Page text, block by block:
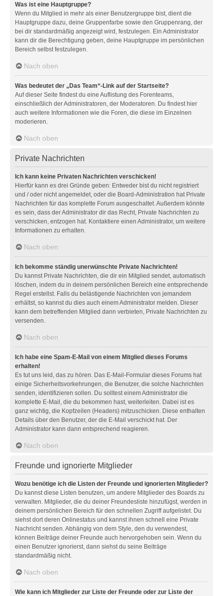
Was ist eine Hauptgruppe?
Wenn du Mitglied in mehr als einer Benutzergruppe bist, dient die
Hauptgruppe dazu, deine Gruppenfarbe sowie den Gruppenrang, der
bei dir standardmäßig angezeigt wird, festzulegen. Ein Administrator
kann dir die Berechtigung geben, deine Hauptgruppe im persönlichen
Bereich selbst festzulegen.
Nach oben
Was bedeutet der „Das Team“-Link auf der Startseite?
Auf dieser Seite findest du eine Auflistung des Forenteams,
einschließlich der Administratoren, der Moderatoren. Du findest hier
auch weitere Informationen wie die Foren, die diese im Einzelnen
moderieren.
Nach oben
Private Nachrichten
Ich kann keine Privaten Nachrichten verschicken!
Hierfür kann es drei Gründe geben: Entweder bist du nicht registriert
und / oder nicht angemeldet, oder die Board-Administration hat Private
Nachrichten für das komplette Forum ausgeschaltet. Außerdem könnte
es sein, dass der Administrator dir das Recht, Private Nachrichten zu
verschicken, entzogen hat. Kontaktiere einen Administrator, um weitere
Informationen zu erhalten.
Nach oben
Ich bekomme ständig unerwünschte Private Nachrichten!
Du kannst Private Nachrichten, die dir ein Mitglied sendet, automatisch
löschen, indem du in deinem persönlichen Bereich eine entsprechende
Regel erstellst. Falls du belästigende Nachrichten von jemandem
erhältst, so kannst du dies auch einem Administrator melden. Dieser
kann dem betreffenden Mitglied dann verbieten, Private Nachrichten zu
versenden.
Nach oben
Ich habe eine Spam-E-Mail von einem Mitglied dieses Forums
erhalten!
Es tut uns leid, das zu hören. Das E-Mail-Formular dieses Forums hat
einige Sicherheitsvorkehrungen, die Benutzer, die solche Nachrichten
senden, identifizieren sollen. Du solltest einem Administrator die
komplette E-Mail, die du bekommen hast, weiterleiten. Dabei ist es
ganz wichtig, die Kopfzeilen (Headers) mitzuschicken. Diese enthalten
Details über den Benutzer, der die E-Mail verschickt hat. Der
Administrator kann dann entsprechend reagieren.
Nach oben
Freunde und ignorierte Mitglieder
Wozu benötige ich die Listen der Freunde und ignorierten Mitglieder?
Du kannst diese Listen benutzen, um andere Mitglieder des Boards zu
verwalten. Mitglieder, die du deiner Freundesliste hinzufügst, werden in
deinem persönlichen Bereich für den schnellen Zugriff aufgelistet. Du
siehst dort deren Onlinestatus und kannst ihnen schnell eine Private
Nachricht senden. Abhängig von dem Style, den du verwendest,
können Beiträge deiner Freunde auch hervorgehoben sein. Wenn du
einen Benutzer ignorierst, dann siehst du seine Beiträge
standardmäßig nicht.
Nach oben
Wie kann ich Mitglieder zur Liste der Freunde oder zur Liste der